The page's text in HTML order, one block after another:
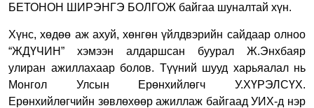
БЕТОНОН ШИРЭНГЭ БОЛГОЖ байгаа шуналтай хүн.
Хүнс, хөдөө аж ахуй, хөнгөн үйлдвэрийн сайдаар олноо
“ЖДҮЧИН” хэмээн алдаршсан буурал Ж.Энхбаяр
улиран ажиллахаар болов. Түүний шууд харьяалал нь
Монгол Улсын Ерөнхийлөгч У.ХҮРЭЛСҮХ.
Ерөнхийлөгчийн зөвлөхөөр ажиллаж байгаад УИХ-д нэр